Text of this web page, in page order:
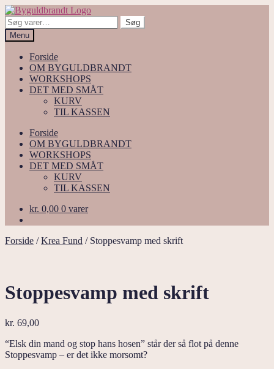
Spring
til
navigation
Spring
til
indhold
Søg
efter:
Søg
Menu
Forside
OM BYGULDBRANDT
WORKSHOPS
DET MED SMÅT
KURV
TIL KASSEN
Forside
OM BYGULDBRANDT
WORKSHOPS
DET MED SMÅT
KURV
TIL KASSEN
kr. 0,00 0 varer
Forside /Krea Fund / Stoppesvamp med skrift
Stoppesvamp med skrift
kr. 69,00
“Elsk din mand og stop hans hosen” står der så flot på denne
Stoppesvamp – er det ikke morsomt?